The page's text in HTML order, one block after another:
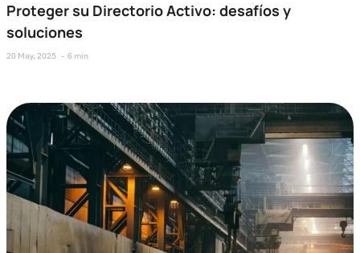
Proteger su Directorio Activo: desafíos y
soluciones
20 May, 2025 6 min